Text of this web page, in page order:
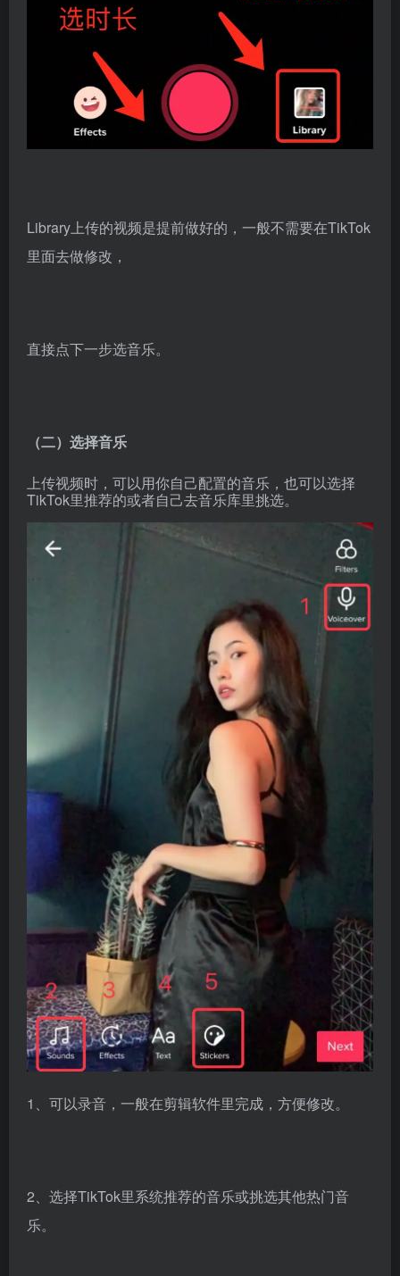
Library上传的视频是提前做好的，一般不需要在TikTok
里面去做修改，
直接点下一步选音乐。
（二）选择音乐
上传视频时，可以用你自己配置的音乐，也可以选择
TikTok里推荐的或者自己去音乐库里挑选。
1、可以录音，一般在剪辑软件里完成，方便修改。
2、选择TikTok里系统推荐的音乐或挑选其他热门音
乐。